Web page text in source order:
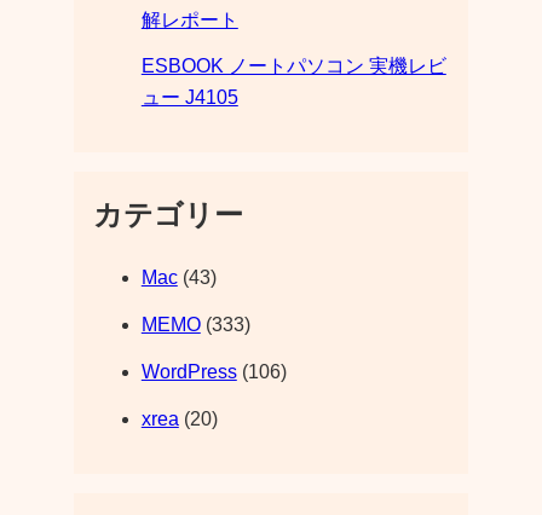
解レポート
ESBOOK ノートパソコン 実機レビ
ュー J4105
カテゴリー
Mac(43)
MEMO(333)
WordPress(106)
xrea (20)